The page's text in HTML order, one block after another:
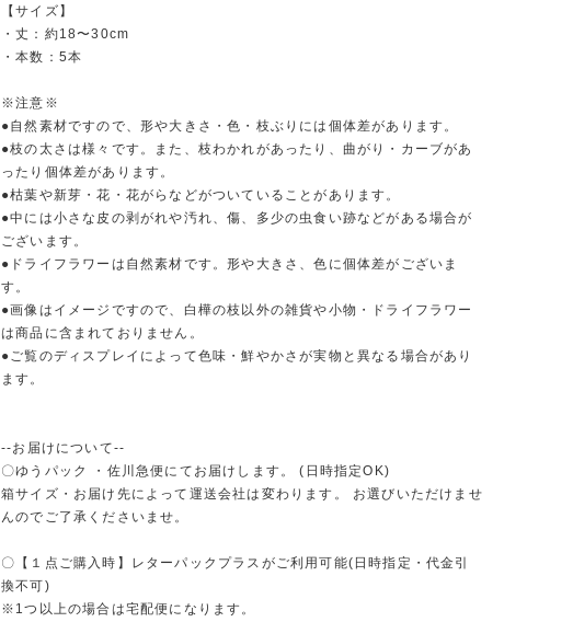
【サイズ】
・丈：約18〜30cm
・本数：5本
※注意※
●自然素材ですので、形や大きさ・色・枝ぶりには個体差があります。
●枝の太さは様々です。また、枝わかれがあったり、曲がり・カーブがあ
ったり個体差があります。
●枯葉や新芽・花・花がらなどがついていることがあります。
●中には小さな皮の剥がれや汚れ、傷、多少の虫食い跡などがある場合が
ございます。
●ドライフラワーは自然素材です。形や大きさ、色に個体差がございま
す。
●画像はイメージですので、白樺の枝以外の雑貨や小物・ドライフラワー
は商品に含まれておりません。
●ご覧のディスプレイによって色味・鮮やかさが実物と異なる場合があり
ます。
--お届けについて--
〇ゆうパック ・佐川急便にてお届けします。 (日時指定OK)
箱サイズ・お届け先によって運送会社は変わります。 お選びいただけませ
んのでご了承くださいませ。
〇【１点ご購入時】レターパックプラスがご利用可能(日時指定・代金引
換不可)
※1つ以上の場合は宅配便になります。